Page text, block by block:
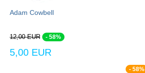
Adam Cowbell
12,00 EUR - 58%
5,00 EUR
- 58%